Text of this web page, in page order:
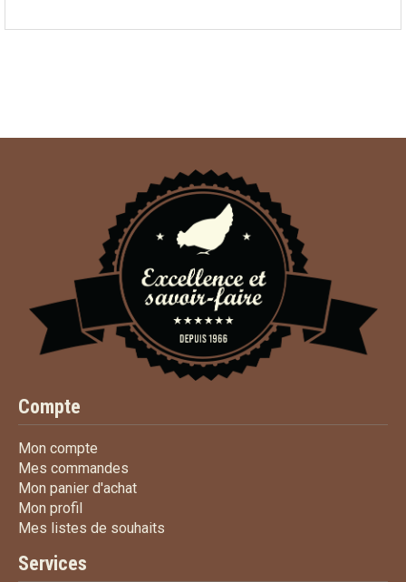
Compte
Mon compte
Mes commandes
Mon panier d'achatMon panier d'achat
Mon profil
Mes listes de souhaits
Services